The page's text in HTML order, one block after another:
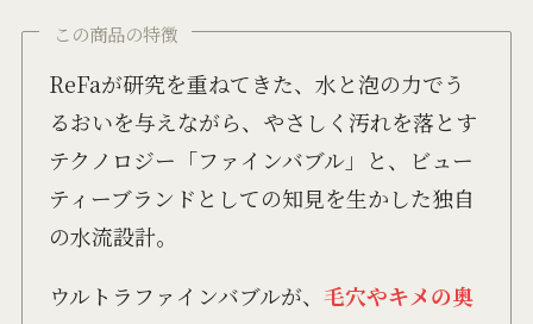
この商品の特徴
ReFaが研究を重ねてきた、水と泡の力でう
るおいを与えながら、やさしく汚れを落とす
テクノロジー「ファインバブル」と、ビュー
ティーブランドとしての知見を生かした独自
の水流設計。
ウルトラファインバブルが、毛穴やキメの奥